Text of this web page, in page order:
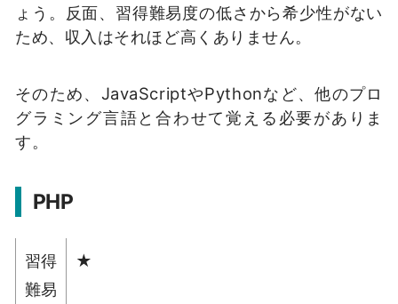
ょう。反面、習得難易度の低さから希少性がない
ため、収入はそれほど高くありません。
そのため、JavaScriptやPythonなど、他のプロ
グラミング言語と合わせて覚える必要がありま
す。
PHP
習得
難易
★